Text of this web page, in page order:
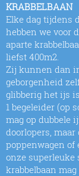
KRABBELBAAN
Elke dag tijdens
hebben we voor
aparte
liefst 400m2.
Zij kunnen dan
geborgenheid
glibberig het ijs
1 begeleider (op
mag op dubbele
doorlopers, maar
poppenwagen of
onze superleuke
krabbelbaan